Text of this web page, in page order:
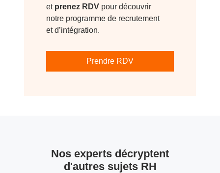
etprenez RDV pour découvrir
notre programme de recrutement
et d’intégration.
Prendre RDV
Nos experts décryptent
d'autres sujets RH